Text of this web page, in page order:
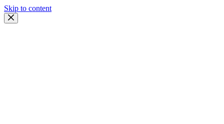
Skip to content